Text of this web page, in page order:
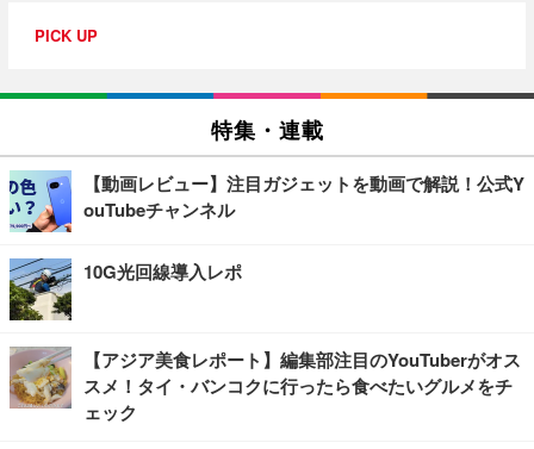
PICK UP
特集・連載
【動画レビュー】注目ガジェットを動画で解説！公式Y
ouTubeチャンネル
10G光回線導入レポ
【アジア美食レポート】編集部注目のYouTuberがオス
スメ！タイ・バンコクに行ったら食べたいグルメをチ
ェック